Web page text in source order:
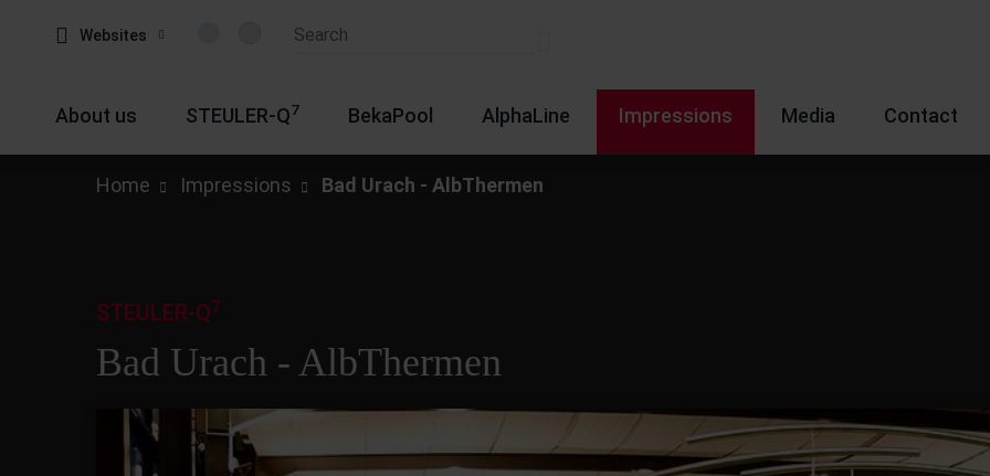
Websites
About us STEULER-Q7 BekaPool AlphaLine Impressions Media Contact
Home Impressions Bad Urach - AlbThermen
Bad Urach - AlbThermen
STEULER-Q7